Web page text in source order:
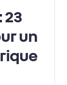
23
un